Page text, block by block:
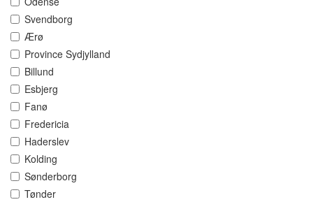
Svendborg
Ærø
Province Sydjylland
Billund
Esbjerg
Fanø
Fredericia
Haderslev
Kolding
Sønderborg
Tønder